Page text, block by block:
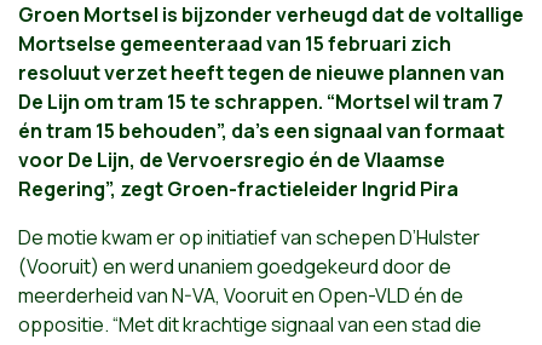
Groen Mortsel is bijzonder verheugd dat de voltallige
Mortselse gemeenteraad van 15 februari zich
resoluut verzet heeft tegen de nieuwe plannen van
De Lijn om tram 15 te schrappen. “Mortsel wil tram 7
én tram 15 behouden”, da’s een signaal van formaat
voor De Lijn, de Vervoersregio én de Vlaamse
Regering”, zegt Groen-fractieleider Ingrid Pira
De motie kwam er op initiatief van schepen D’Hulster
(Vooruit) en werd unaniem goedgekeurd door de
meerderheid van N-VA, Vooruit en Open-VLD én de
oppositie. “Met dit krachtige signaal van een stad die